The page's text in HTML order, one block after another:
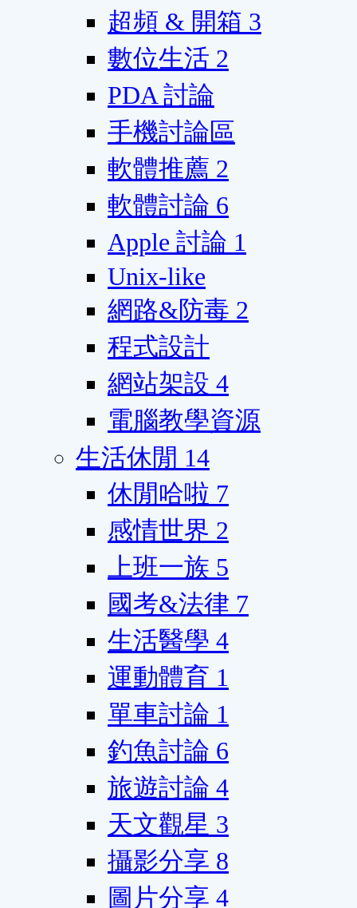
超頻 & 開箱 3
數位生活 2
PDA 討論
手機討論區
軟體推薦 2
軟體討論 6
Apple 討論 1
Unix-like
網路&防毒 2
程式設計
網站架設 4
電腦教學資源
生活休閒 14
休閒哈啦 7
感情世界 2
上班一族 5
國考&法律 7
生活醫學 4
運動體育 1
單車討論 1
釣魚討論 6
旅遊討論 4
天文觀星 3
攝影分享 8
圖片分享 4